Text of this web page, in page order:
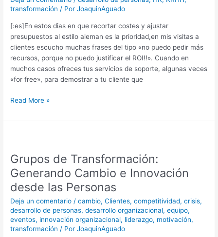
transformación / PorJoaquinAguado
[:es]En estos dias en que recortar costes y ajustar
presupuestos al estilo aleman es la prioridad,en mis visitas a
clientes escucho muchas frases del tipo «no puedo pedir más
recursos, porque no puedo justificar el ROI!!». Cuando en
muchos casos ofreces tus servicios de soporte, algunas veces
«for free», para demostrar a tu cliente que
ROI
en
las
inversiones
en
RRHH.
Read More »
Grupos de Transformación:
Generando Cambio e Innovación
desde las Personas
Deja un comentario /cambio,Clientes,competitividad,crisis,
desarrollo de personas,desarrollo organizacional,equipo,
eventos, innovación organizacional, liderazgo, motivación,
transformación / PorJoaquinAguado
Transformación:
Generando
Cambio
e
Innovación
desde
las
Personas